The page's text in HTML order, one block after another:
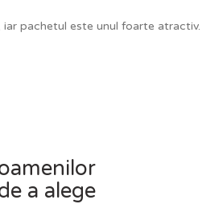
pachetul este unul foarte atractiv.
a alege